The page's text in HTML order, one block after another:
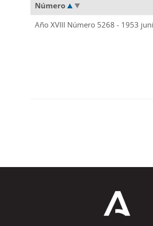
Número
Año XVIII Número 5268 - 1953